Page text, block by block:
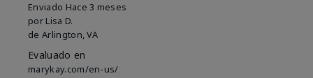
Enviado Hace 3 meses
por Lisa D.
de Arlington, VA
Evaluado en
marykay.com/en-us/